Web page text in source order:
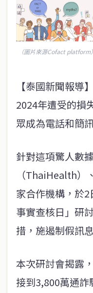
（圖片來源Cofact platform）
【泰國新聞報導
2024年遭受的損
眾成為電話和簡
針對這項驚人數
（ThaiHealth
家合作機構，於
事實查核日」研
措，施遏制假訊
本次研討會揭露
接到3,800萬通